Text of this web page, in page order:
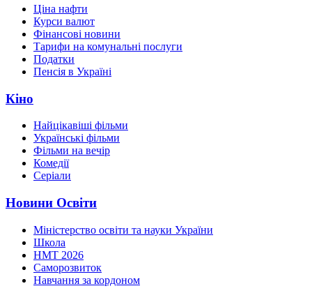
Ціна нафти
Курси валют
Фінансові новини
Тарифи на комунальні послуги
Податки
Пенсія в Україні
Кіно
Найцікавіші фільми
Українські фільми
Фільми на вечір
Комедії
Серіали
Новини Освіти
Міністерство освіти та науки України
Школа
НМТ 2026
Саморозвиток
Навчання за кордоном